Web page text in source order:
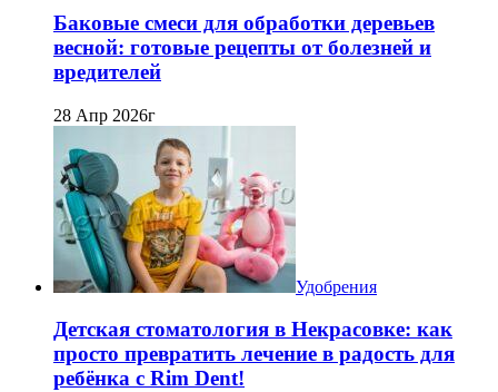
Баковые смеси для обработки деревьев
весной: готовые рецепты от болезней и
вредителей
28 Апр 2026г
Удобрения
Детская стоматология в Некрасовке: как
просто превратить лечение в радость для
ребёнка с Rim Dent!